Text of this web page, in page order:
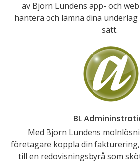
av Bjorn Lundens app- och
hantera och lämna dina
sätt.
BL
Med Bjorn Lundens
företagare koppla din
till en redovisningsbyrå som